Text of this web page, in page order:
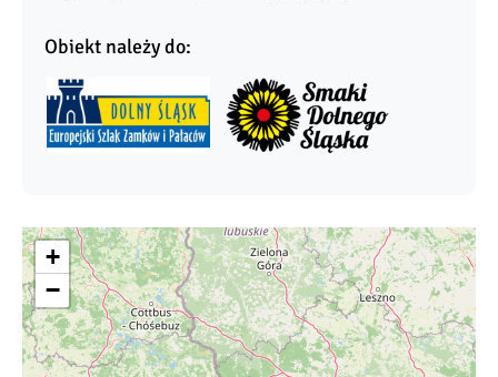
Obiekt należy do:
+
−